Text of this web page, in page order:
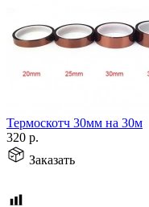
Термоскотч 30мм на 30м
320 р.
Заказать